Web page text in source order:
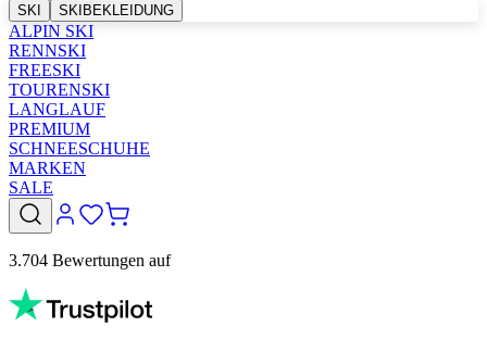
SKI SKIBEKLEIDUNG
ALPIN SKI
RENNSKI
FREESKI
TOURENSKI
LANGLAUF
PREMIUM
SCHNEESCHUHE
MARKEN
SALE
3.704 Bewertungen auf